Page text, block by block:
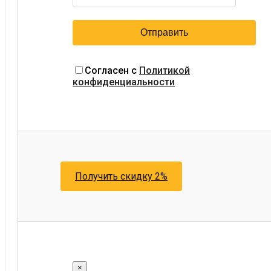
Согласен с Политикой
конфиденциальности
Получить скидку 2%
×